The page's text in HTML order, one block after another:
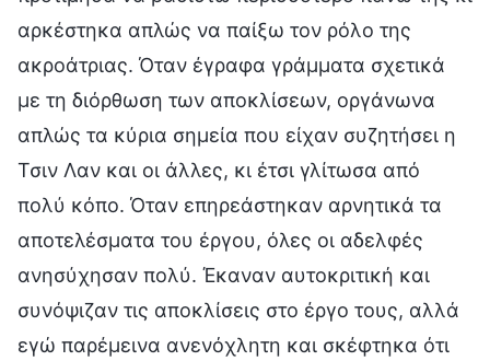
αρκέστηκα απλώς να παίξω τον ρόλο της
ακροάτριας. Όταν έγραφα γράμματα σχετικά
με τη διόρθωση των αποκλίσεων, οργάνωνα
απλώς τα κύρια σημεία που είχαν συζητήσει η
Τσιν Λαν και οι άλλες, κι έτσι γλίτωσα από
πολύ κόπο. Όταν επηρεάστηκαν αρνητικά τα
αποτελέσματα του έργου, όλες οι αδελφές
ανησύχησαν πολύ. Έκαναν αυτοκριτική και
συνόψιζαν τις αποκλίσεις στο έργο τους, αλλά
εγώ παρέμεινα ανενόχλητη και σκέφτηκα ότι